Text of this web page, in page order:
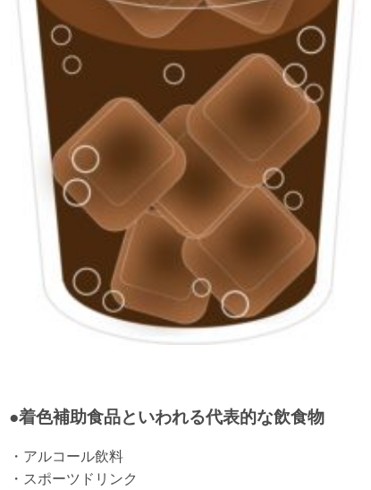
●着色補助食品といわれる代表的な飲食物
・アルコール飲料
・スポーツドリンク